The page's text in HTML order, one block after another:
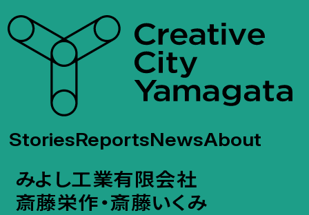
StoriesReportsNewsAbout
みよし工業有限会社
斎藤栄作・斎藤いくみ